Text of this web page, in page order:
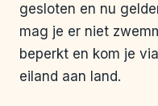
gesloten en nu
mag je er niet
beperkt en kom je
eiland aan land.